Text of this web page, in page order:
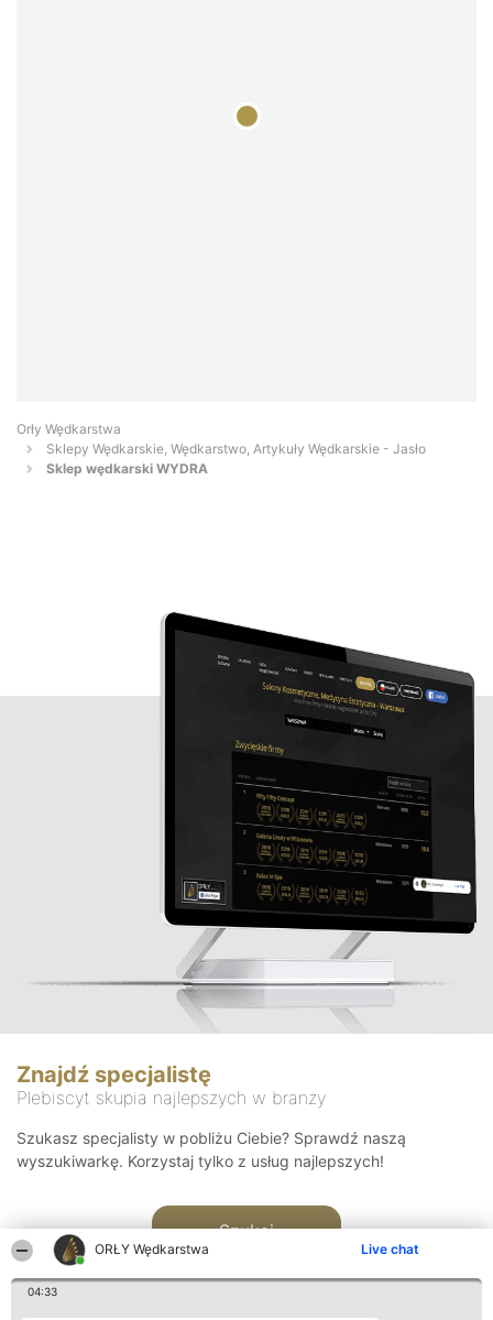
ORŁY Wędkarstwa Live chat
04:33
Orły Wędkarstwa
Sklepy Wędkarskie, Wędkarstwo, Artykuły Wędkarskie - Jasło
Sklep wędkarski WYDRA
Znajdź specjalistę
Plebiscyt skupia najlepszych w branży
Szukasz specjalisty w pobliżu Ciebie? Sprawdź naszą
wyszukiwarkę. Korzystaj tylko z usług najlepszych!
Szukaj